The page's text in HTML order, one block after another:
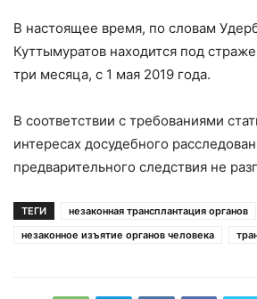
В настоящее время, по словам
Куттымуратов находится под
три месяца, с 1 мая 2019 года.
В соответствии с требованиями
интересах досудебного
предварительного следствия не
ТЕГИ
незаконная трансплантация органов
незаконное изъятие органов человека